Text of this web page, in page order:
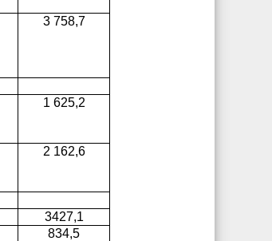
3 758,7
1 625,2
2 162,6
3427,1
834,5